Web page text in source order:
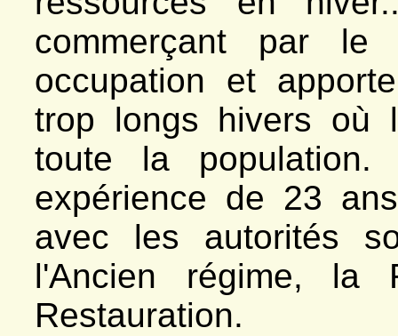
commerçant par
occupation et
trop longs hivers où
toute la
expérience de 23
avec les autorités
l'Ancien régime, la
Restauration.